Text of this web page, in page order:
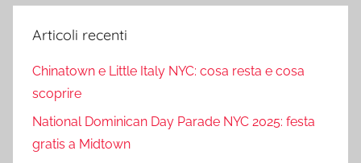
Articoli recenti
Chinatown e Little Italy NYC: cosa resta e cosa
scoprire
National Dominican Day Parade NYC 2025: festa
gratis a Midtown